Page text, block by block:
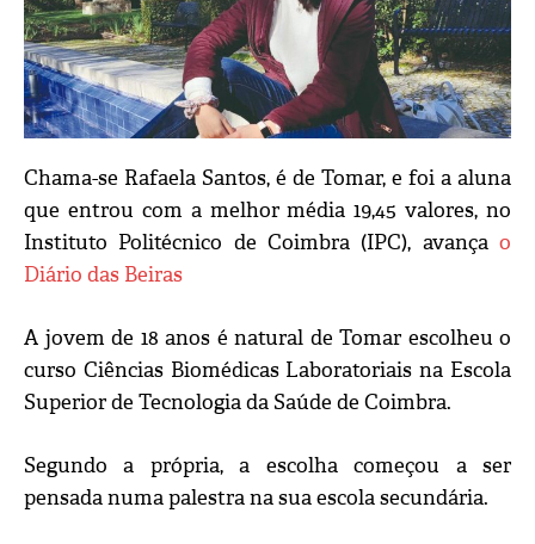
Chama-se Rafaela Santos, é de Tomar, e foi a aluna
que entrou com a melhor média 19,45 valores, no
Instituto Politécnico de Coimbra (IPC), avança o
Diário das Beiras
A jovem de 18 anos é natural de Tomar escolheu o
curso Ciências Biomédicas Laboratoriais na Escola
Superior de Tecnologia da Saúde de Coimbra.
Segundo a própria, a escolha começou a ser
pensada numa palestra na sua escola secundária.